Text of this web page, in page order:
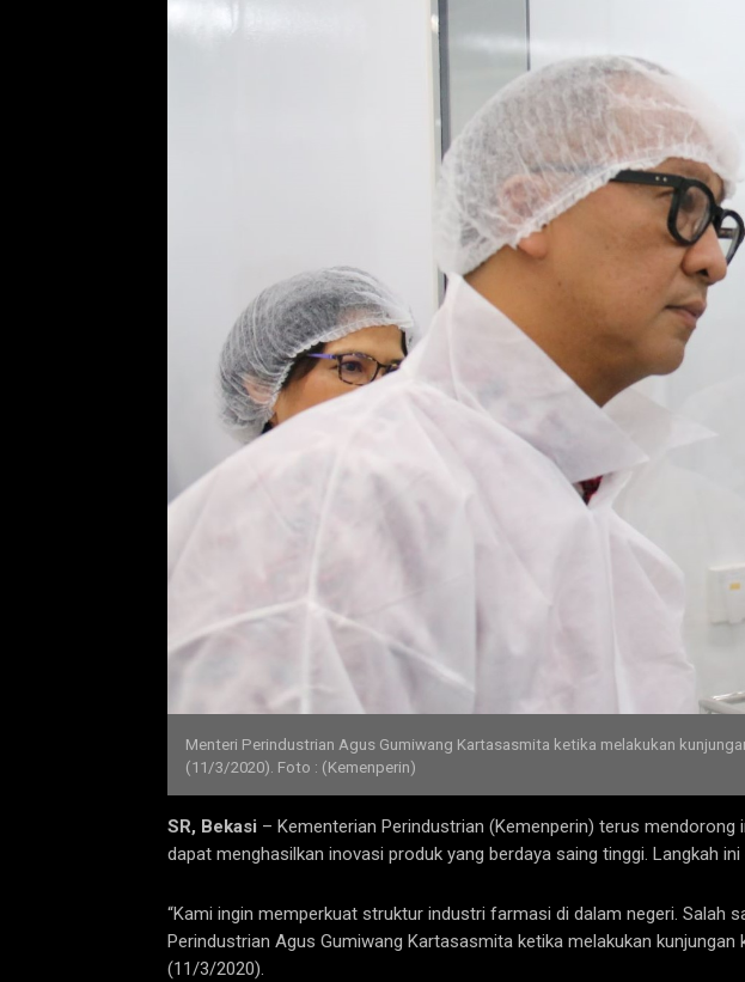
Menteri Perindustrian Agus Gumiwang Kartasasmita ketika melakukan
(11/3/2020). Foto : (Kemenperin)
SR, Bekasi – Kementerian Perindustrian (Kemenperin) terus
dapat menghasilkan inovasi produk yang berdaya saing tinggi. Langkah
“Kami ingin memperkuat struktur industri farmasi di dalam negeri. Salah
Perindustrian Agus Gumiwang Kartasasmita ketika melakukan
(11/3/2020).